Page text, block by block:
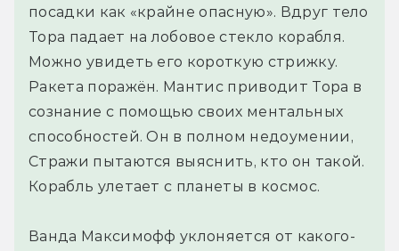
посадки как «крайне опасную». Вдруг тело
Тора падает на лобовое стекло корабля.
Можно увидеть его короткую стрижку.
Ракета поражён. Мантис приводит Тора в
сознание с помощью своих ментальных
способностей. Он в полном недоумении,
Стражи пытаются выяснить, кто он такой.
Корабль улетает с планеты в космос.
Ванда Максимофф уклоняется от какого-